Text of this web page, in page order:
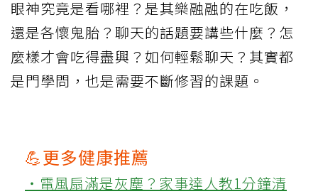
眼神究竟是看哪裡？是其樂融融的在吃飯，
還是各懷鬼胎？聊天的話題要講些什麼？怎
麼樣才會吃得盡興？如何輕鬆聊天？其實都
是門學問，也是需要不斷修習的課題。
💪更多健康推薦
‧電風扇滿是灰塵？家事達人教1分鐘清